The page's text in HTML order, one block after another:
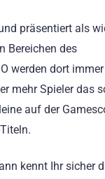
präsentiert als
Bereichen des
werden dort immer
mehr Spieler das
auf der
kennt Ihr sicher